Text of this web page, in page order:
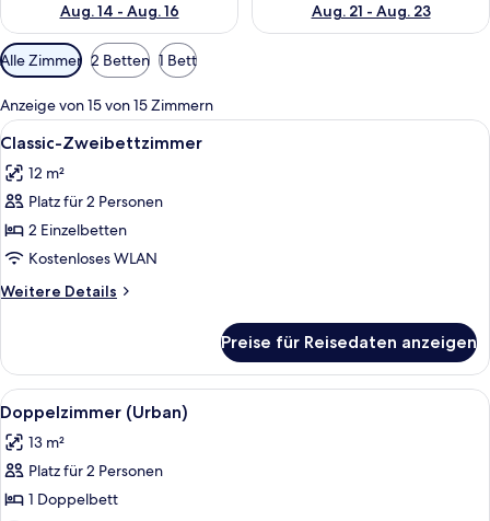
Aug. 14 - Aug. 16
Aug. 21 - Aug. 23
Verfügbare
Filter
für
Zimmer
Alle Zimmer 2 Betten 1 Bett
Anzeige von 15 von 15 Zimmern
Alle
Fotos
für
Classic-
Zweibettzimmer
anzeigen
Ein Hotelzimmer mit zwei Betten,
6
Classic-Zweibettzimmer
12 m²
Platz für 2 Personen
2 Einzelbetten
Kostenloses WLAN
Weitere Details
Weitere
Zweibettzimmer
Preise für Reisedaten anzeigen
Alle
Fotos
für
Doppelzimmer
(Urban)
Ein Hotelzimmer mit einem großen
5
Doppelzimmer (Urban)
13 m²
Platz für 2 Personen
1 Doppelbett